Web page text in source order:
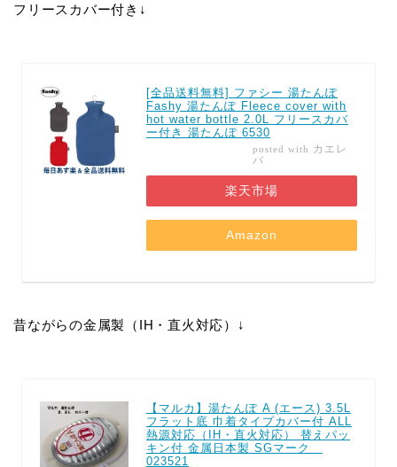
フリースカバー付き↓
[全品送料無料] ファシー 湯たんぽ
Fashy 湯たんぽ Fleece cover with
hot water bottle 2.0L フリースカバ
ー付き 湯たんぽ 6530
posted with カエレ
バ
楽天市場
Amazon
昔ながらの金属製（IH・直火対応）↓
【マルカ】湯たんぽ A (エース) 3.5L
フラット底 巾着タイプカバー付 ALL
熱源対応（IH・直火対応） 替えパッ
キン付 金属日本製 SGマーク
023521